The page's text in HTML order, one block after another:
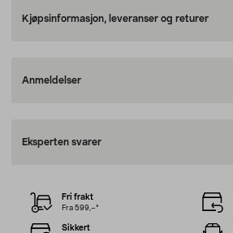
Kjøpsinformasjon, leveranser og returer
Anmeldelser
Eksperten svarer
Fri frakt
Fra 599,–*
Sikkert